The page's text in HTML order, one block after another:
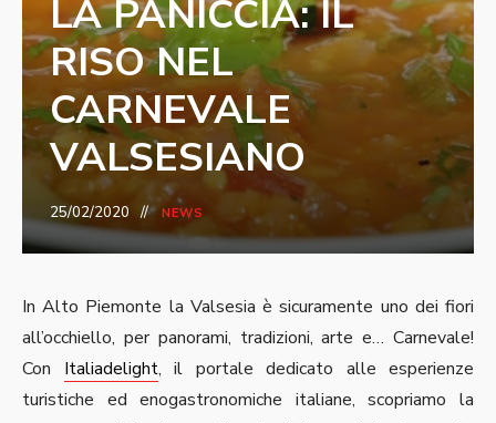
LA PANICCIA: IL
RISO NEL
CARNEVALE
VALSESIANO
25/02/2020 NEWS
In Alto Piemonte la Valsesia è sicuramente uno dei fiori
all’occhiello, per panorami, tradizioni, arte e… Carnevale!
Con Italiadelight, il portale dedicato alle esperienze
turistiche ed enogastronomiche italiane, scopriamo la